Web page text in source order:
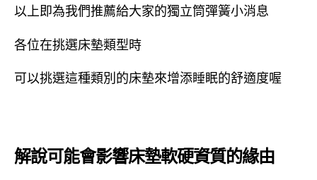
以上即為我們推薦給大家的獨立筒彈簧小消息
各位在挑選床墊類型時
可以挑選這種類別的床墊來增添睡眠的舒適度喔
解說可能會影響床墊軟硬資質的緣由